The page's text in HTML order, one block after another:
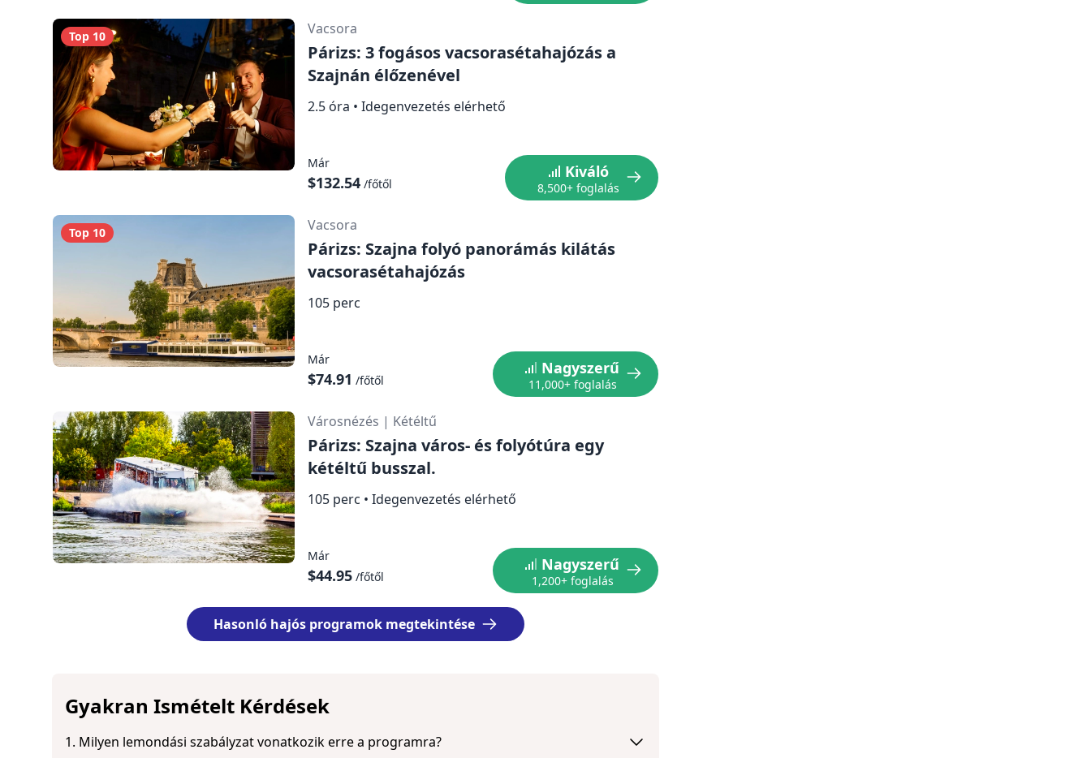
Top 10 Vacsora
Párizs: 3 fogásos vacsorasétahajózás a
Szajnán élőzenével
2.5 óra • Idegenvezetés elérhető
Már
$132.54 /főtől
Kiváló
8,500+ foglalás
Top 10 Vacsora
Párizs: Szajna folyó panorámás kilátás
vacsorasétahajózás
105 perc
Már
$74.91 /főtől
Nagyszerű
11,000+ foglalás
Városnézés | Kétéltű
Párizs: Szajna város- és folyótúra egy
kétéltű busszal.
105 perc • Idegenvezetés elérhető
Már
$44.95 /főtől
Nagyszerű
1,200+ foglalás
Hasonló hajós programok megtekintése
Gyakran Ismételt Kérdések
1. Milyen lemondási szabályzat vonatkozik erre a programra?